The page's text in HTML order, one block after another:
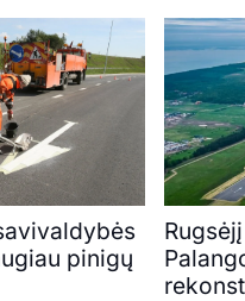
pinigų